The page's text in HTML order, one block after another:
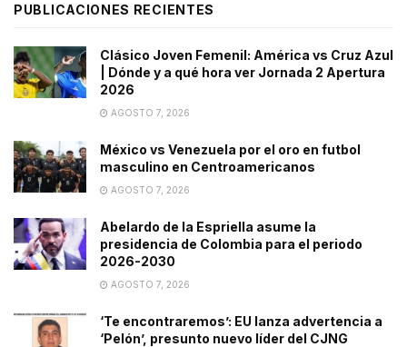
PUBLICACIONES RECIENTES
Clásico Joven Femenil: América vs Cruz Azul
| Dónde y a qué hora ver Jornada 2 Apertura
2026
AGOSTO 7, 2026
México vs Venezuela por el oro en futbol
masculino en Centroamericanos
AGOSTO 7, 2026
Abelardo de la Espriella asume la
presidencia de Colombia para el periodo
2026-2030
AGOSTO 7, 2026
‘Te encontraremos’: EU lanza advertencia a
‘Pelón’, presunto nuevo líder del CJNG